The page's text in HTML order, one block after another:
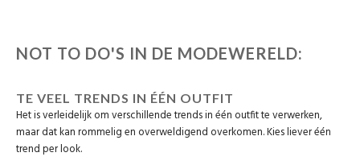
NOT TO DO'S IN DE MODEWERELD:
TE VEEL TRENDS IN ÉÉN OUTFIT
Het is verleidelijk om verschillende trends in één outfit te verwerken,
maar dat kan rommelig en overweldigend overkomen. Kies liever één
trend per look.